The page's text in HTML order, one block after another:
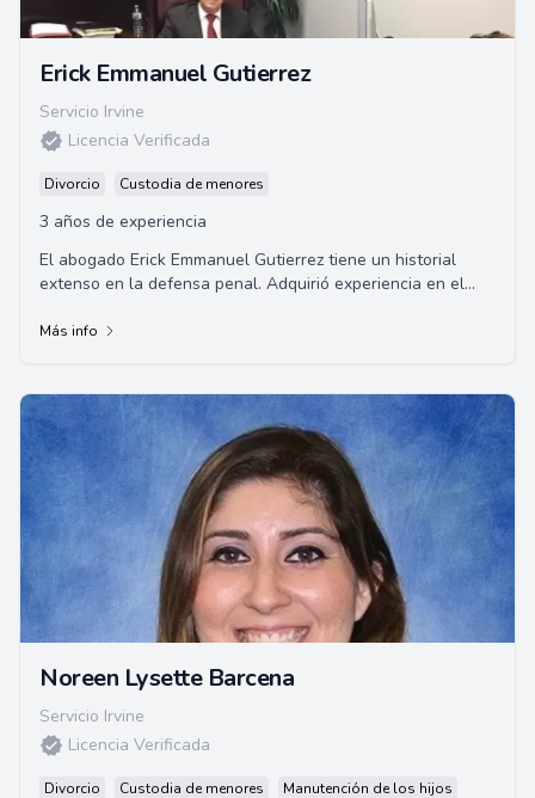
Erick Emmanuel Gutierrez
Servicio Irvine
Licencia Verificada
Divorcio Custodia de menores
3 años de experiencia
El abogado Erick Emmanuel Gutierrez tiene un historial
extenso en la defensa penal. Adquirió experiencia en el
Más info
Noreen Lysette Barcena
Servicio Irvine
Licencia Verificada
Divorcio Custodia de menores Manutención de los hijos